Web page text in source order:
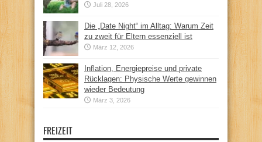
Juli 28, 2026
Die „Date Night“ im Alltag: Warum Zeit
zu zweit für Eltern essenziell ist
März 12, 2026
Inflation, Energiepreise und private
Rücklagen: Physische Werte gewinnen
wieder Bedeutung
März 3, 2026
FREIZEIT